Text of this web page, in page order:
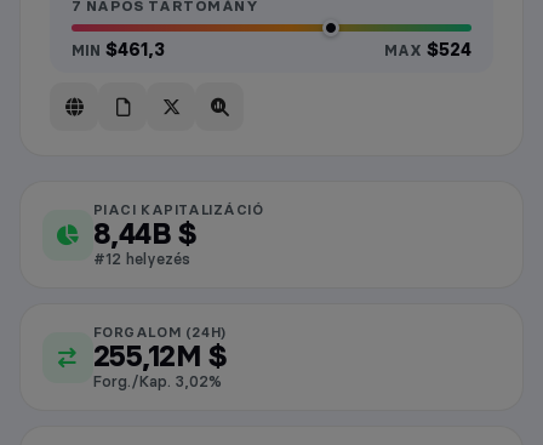
7 NAPOS TARTOMÁNY
MIN $461,3 MAX $524
Zcash piaci adatok
PIACI KAPITALIZÁCIÓ
8,44B $
#12 helyezés
FORGALOM (24H)
255,12M $
Forg./Kap. 3,02%